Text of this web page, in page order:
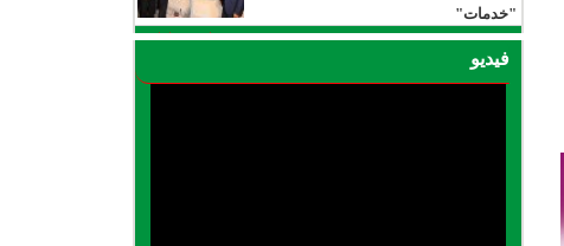
"خدمات"
يوم واحد 5 ساعات
فيديو